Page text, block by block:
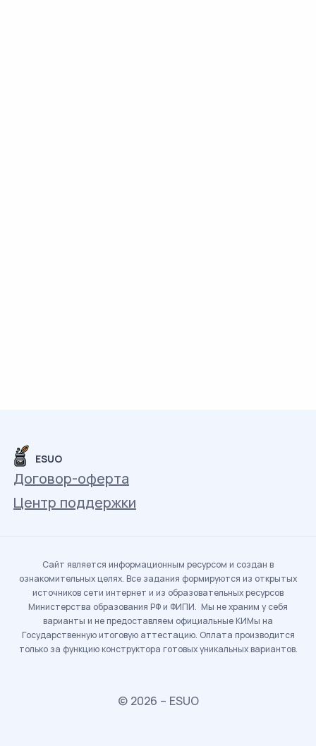
ESUO
Договор-оферта
Центр поддержки
Сайт является информационным ресурсом и создан в
ознакомительных целях. Все задания формируются из открытых
источников сети интернет и из образовательных ресурсов
Министерства образования РФ и ФИПИ. Мы не храним у себя
варианты и не предоставляем официальные КИМы на
Государственную итоговую аттестацию. Оплата производится
только за функцию конструктора готовых уникальных вариантов.
© 2026 – ESUO